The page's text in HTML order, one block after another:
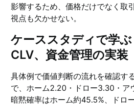
影響するため、価格だけでなく取
視点も欠かせない。
ケーススタディで学ぶ
CLV、資金管理の実装
具体例で価値判断の流れを確認す
で、ホーム2.20・ドロー3.30・ア
暗黙確率はホーム約45.5%、ドロ